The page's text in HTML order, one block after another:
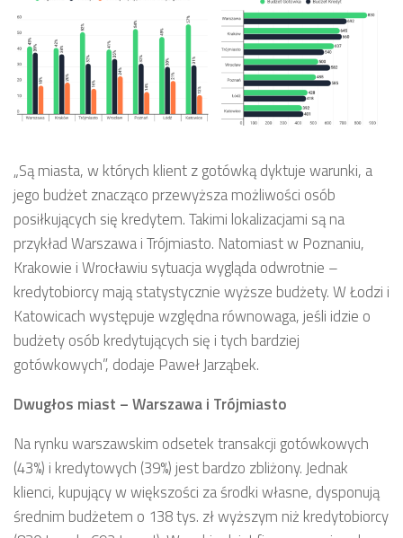
„Są miasta, w których klient z gotówką dyktuje warunki, a
jego budżet znacząco przewyższa możliwości osób
posiłkujących się kredytem. Takimi lokalizacjami są na
przykład Warszawa i Trójmiasto. Natomiast w Poznaniu,
Krakowie i Wrocławiu sytuacja wygląda odwrotnie –
kredytobiorcy mają statystycznie wyższe budżety. W Łodzi i
Katowicach występuje względna równowaga, jeśli idzie o
budżety osób kredytujących się i tych bardziej
gotówkowych”, dodaje Paweł Jarząbek.
Dwugłos miast – Warszawa i Trójmiasto
Na rynku warszawskim odsetek transakcji gotówkowych
(43%) i kredytowych (39%) jest bardzo zbliżony. Jednak
klienci, kupujący w większości za środki własne, dysponują
średnim budżetem o 138 tys. zł wyższym niż kredytobiorcy